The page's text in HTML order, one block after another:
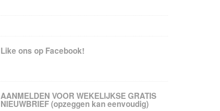
Like ons op Facebook!
AANMELDEN VOOR WEKELIJKSE GRATIS
NIEUWBRIEF (opzeggen kan eenvoudig)